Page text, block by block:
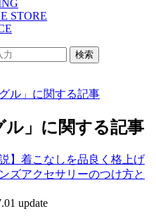
STORE
検索
グル」に関する記事
ル」に関する記事
update